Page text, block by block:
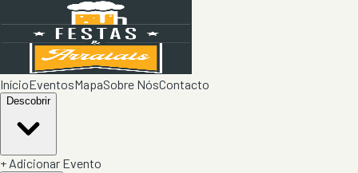
InícioEventosMapaSobre NósContacto
Descobrir
+ Adicionar Evento